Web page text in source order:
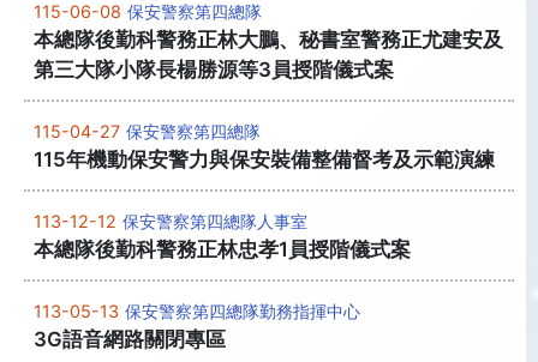
115-06-08 保安警察第四總隊
本總隊後勤科警務正林大鵬、秘書室警務正尤建安及
第三大隊小隊長楊勝源等3員授階儀式案
115-04-27 保安警察第四總隊
115年機動保安警力與保安裝備整備督考及示範演練
113-12-12 保安警察第四總隊人事室
本總隊後勤科警務正林忠孝1員授階儀式案
113-05-13 保安警察第四總隊勤務指揮中心
3G語音網路關閉專區